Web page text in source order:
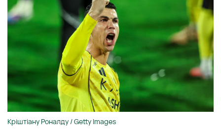
Кріштіану Роналду / Getty Images